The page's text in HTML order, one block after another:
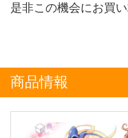
是非この機会にお買
商品情報